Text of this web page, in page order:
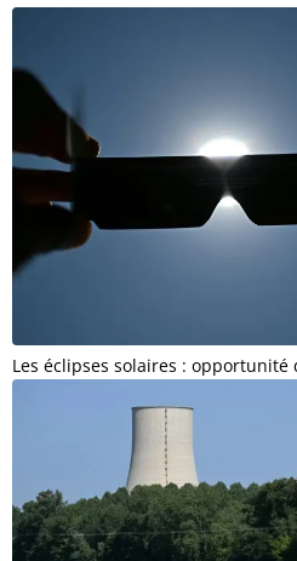
Les éclipses solaires :